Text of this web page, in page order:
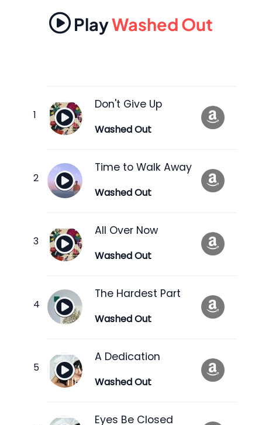
PlayWashed Out
Don't Give Up
Washed Out
Time to Walk Away
Washed Out
All Over Now
Washed Out
The Hardest Part
Washed Out
A Dedication
Washed Out
Eyes Be Closed